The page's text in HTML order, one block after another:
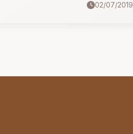
tự xưng là "Thiên hạ đô tản
02/07/2019